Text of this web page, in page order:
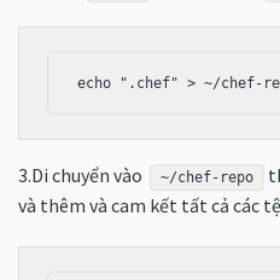
3.Di chuyển vào ~/chef-repo
và thêm và cam kết tất cả các